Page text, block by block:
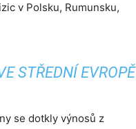
v Polsku, Rumunsku,
STŘEDNÍ EVROPĚ
se dotkly výnosů z